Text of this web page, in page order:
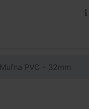
Mufna PVC - 32mm